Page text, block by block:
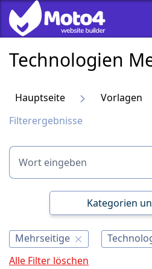
Technologien
Hauptseite
Vorlagen
Filterergebnisse
Kategorien
Mehrseitige
Alle Filter löschen